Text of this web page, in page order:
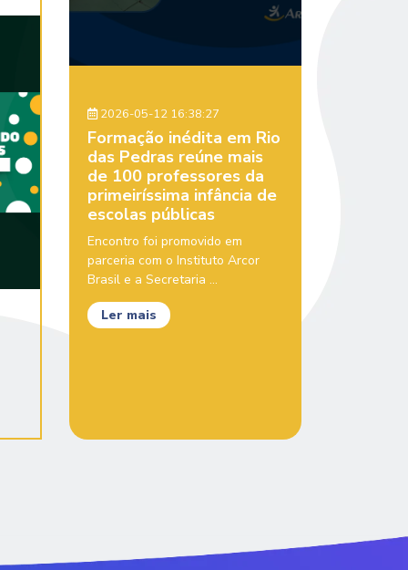
2026-05-12 16:38:27
Formação inédita em Rio
das Pedras reúne mais
de 100 professores da
primeiríssima infância de
escolas públicas
Encontro foi promovido em
parceria com o Instituto Arcor
Brasil e a Secretaria ...
Ler mais